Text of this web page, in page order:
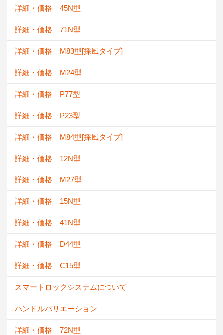
詳細・価格 45N型
詳細・価格 71N型
詳細・価格 M83型[採風タイプ]
詳細・価格 M24型
詳細・価格 P77型
詳細・価格 P23型
詳細・価格 M84型[採風タイプ]
詳細・価格 12N型
詳細・価格 M27型
詳細・価格 15N型
詳細・価格 41N型
詳細・価格 D44型
詳細・価格 C15型
スマートロックシステムについて
ハンドルバリエーション
詳細・価格 72N型